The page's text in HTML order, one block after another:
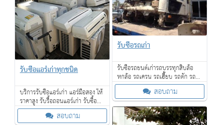
รับซื้อแอร์เก่าทุกชนิด
บริการรับซื้อแอร์เก่า แอร์มือสอง ให้
ราคาสูง รับรื้อถอนแอร์เก่า รับซื้อ
ของเก่าทุกชนิดจำนวนมาก บริการ
รับซื้อถึงที่ จ่ายเงินสด ให้ราคาดี
สอบถาม
รับซื้อรถเก่า
รับซื้อรถยนต์เก่ารถบรรทุกสิบล้อ
หกล้อ รถเครน รถเฮี๊ยบ รถตัก รถ
แมคโค ซากรถเก่าสอบถาม